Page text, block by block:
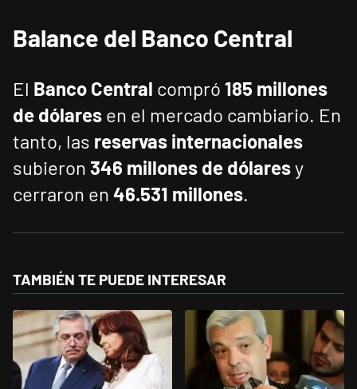
Balance del Banco Central
El Banco Central compró 185 millones
de dólares en el mercado cambiario. En
tanto, las reservas internacionales
subieron 346 millones de dólaresy
cerraron en 46.531 millones.
TAMBIÉN TE PUEDE INTERESAR